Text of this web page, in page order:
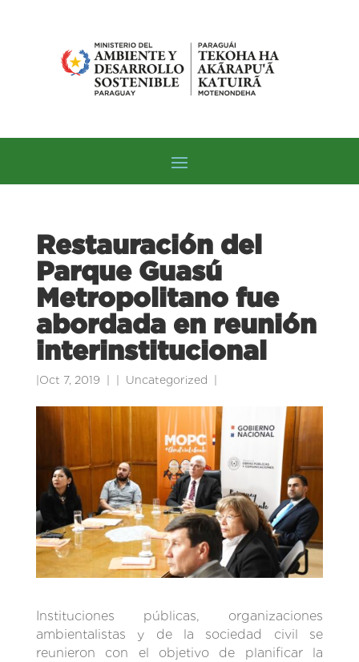
Restauración del
Parque Guasú
Metropolitano fue
abordada en reunión
interinstitucional
Oct 7, 2019 Uncategorized
Instituciones públicas, organizaciones
ambientalistas y de la sociedad civil se
reunieron con el objetivo de planificar la